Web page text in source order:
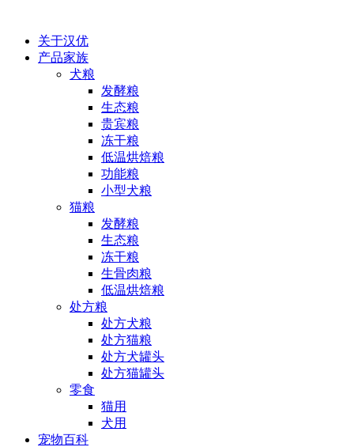
关于汉优
产品家族
犬粮
发酵粮
生态粮
贵宾粮
冻干粮
低温烘焙粮
功能粮
小型犬粮
猫粮
发酵粮
生态粮
冻干粮
生骨肉粮
低温烘焙粮
处方粮
处方犬粮
处方猫粮
处方犬罐头
处方猫罐头
零食
猫用
犬用
宠物百科